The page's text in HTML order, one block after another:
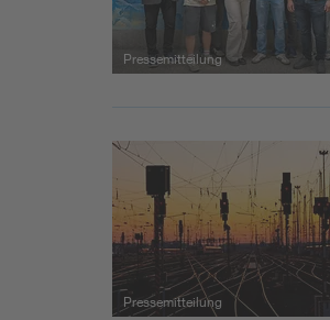
Pressemitteilung
Pressemitteilung